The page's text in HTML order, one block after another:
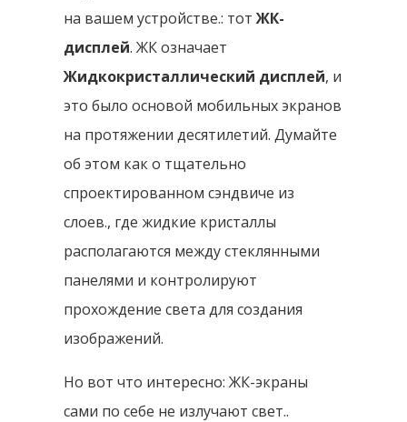
на вашем устройстве.: тотЖК-
дисплей. ЖК означает
Жидкокристаллический дисплей, и
это было основой мобильных экранов
на протяжении десятилетий. Думайте
об этом как о тщательно
спроектированном сэндвиче из
слоев., где жидкие кристаллы
располагаются между стеклянными
панелями и контролируют
прохождение света для создания
изображений.
Но вот что интересно: ЖК-экраны
сами по себе не излучают свет..